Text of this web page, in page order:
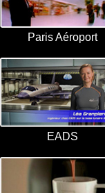
Paris Aéroport
EADS